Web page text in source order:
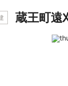
蔵王町遠